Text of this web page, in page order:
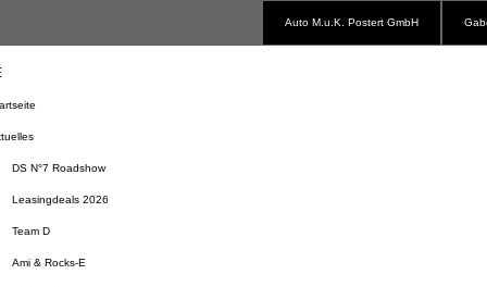
Auto M.u.K. Postert GmbH
DS N°7 Roadshow
Leasingdeals 2026
Team D
Ami & Rocks-E